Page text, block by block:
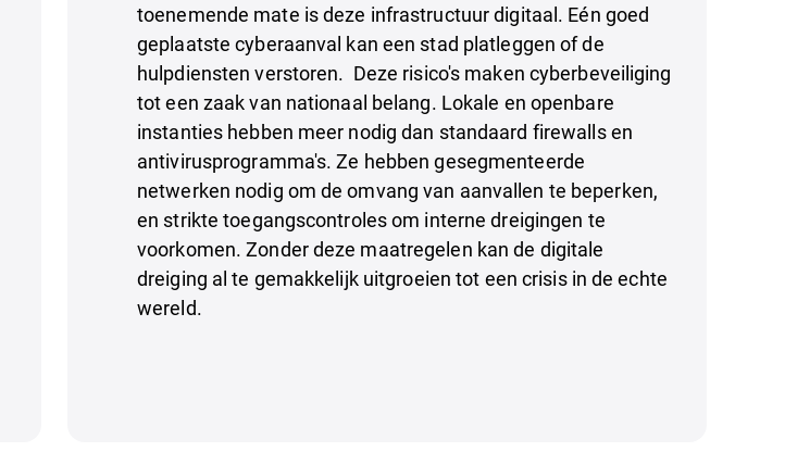
toenemende mate is deze infrastructuur digitaal. Eén goed
geplaatste cyberaanval kan een stad platleggen of de
hulpdiensten verstoren. Deze risico's maken cyberbeveiliging
tot een zaak van nationaal belang. Lokale en openbare
instanties hebben meer nodig dan standaard firewalls en
antivirusprogramma's. Ze hebben gesegmenteerde
netwerken nodig om de omvang van aanvallen te beperken,
en strikte toegangscontroles om interne dreigingen te
voorkomen. Zonder deze maatregelen kan de digitale
dreiging al te gemakkelijk uitgroeien tot een crisis in de echte
wereld.